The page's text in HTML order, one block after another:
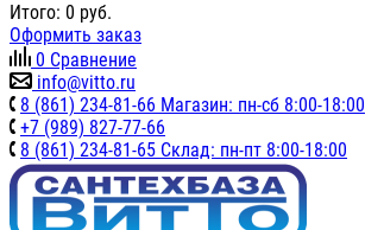
Итого: 0 руб.
Оформить заказ
0 Сравнение
info@vitto.ru
8 (861) 234-81-66 Магазин: пн-сб 8:00-18:00
+7 (989) 827-77-66
8 (861) 234-81-65 Склад: пн-пт 8:00-18:00